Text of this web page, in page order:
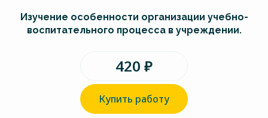
Изучение особенности организации учебно-
воспитательного процесса в учреждении.
420 ₽
Купить работу